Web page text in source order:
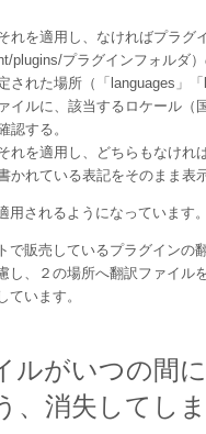
れを適用し、なければプラグ
plugins/プラグインフォルダ
された場所（「languages」
イルに、該当するロケール（
認する。
れを適用し、どちらもなけれ
かれている表記をそのまま表
用されるようになっています。
で販売しているプラグインの
し、２の場所へ翻訳ファイル
ています。
ルがいつの間
、消失してし